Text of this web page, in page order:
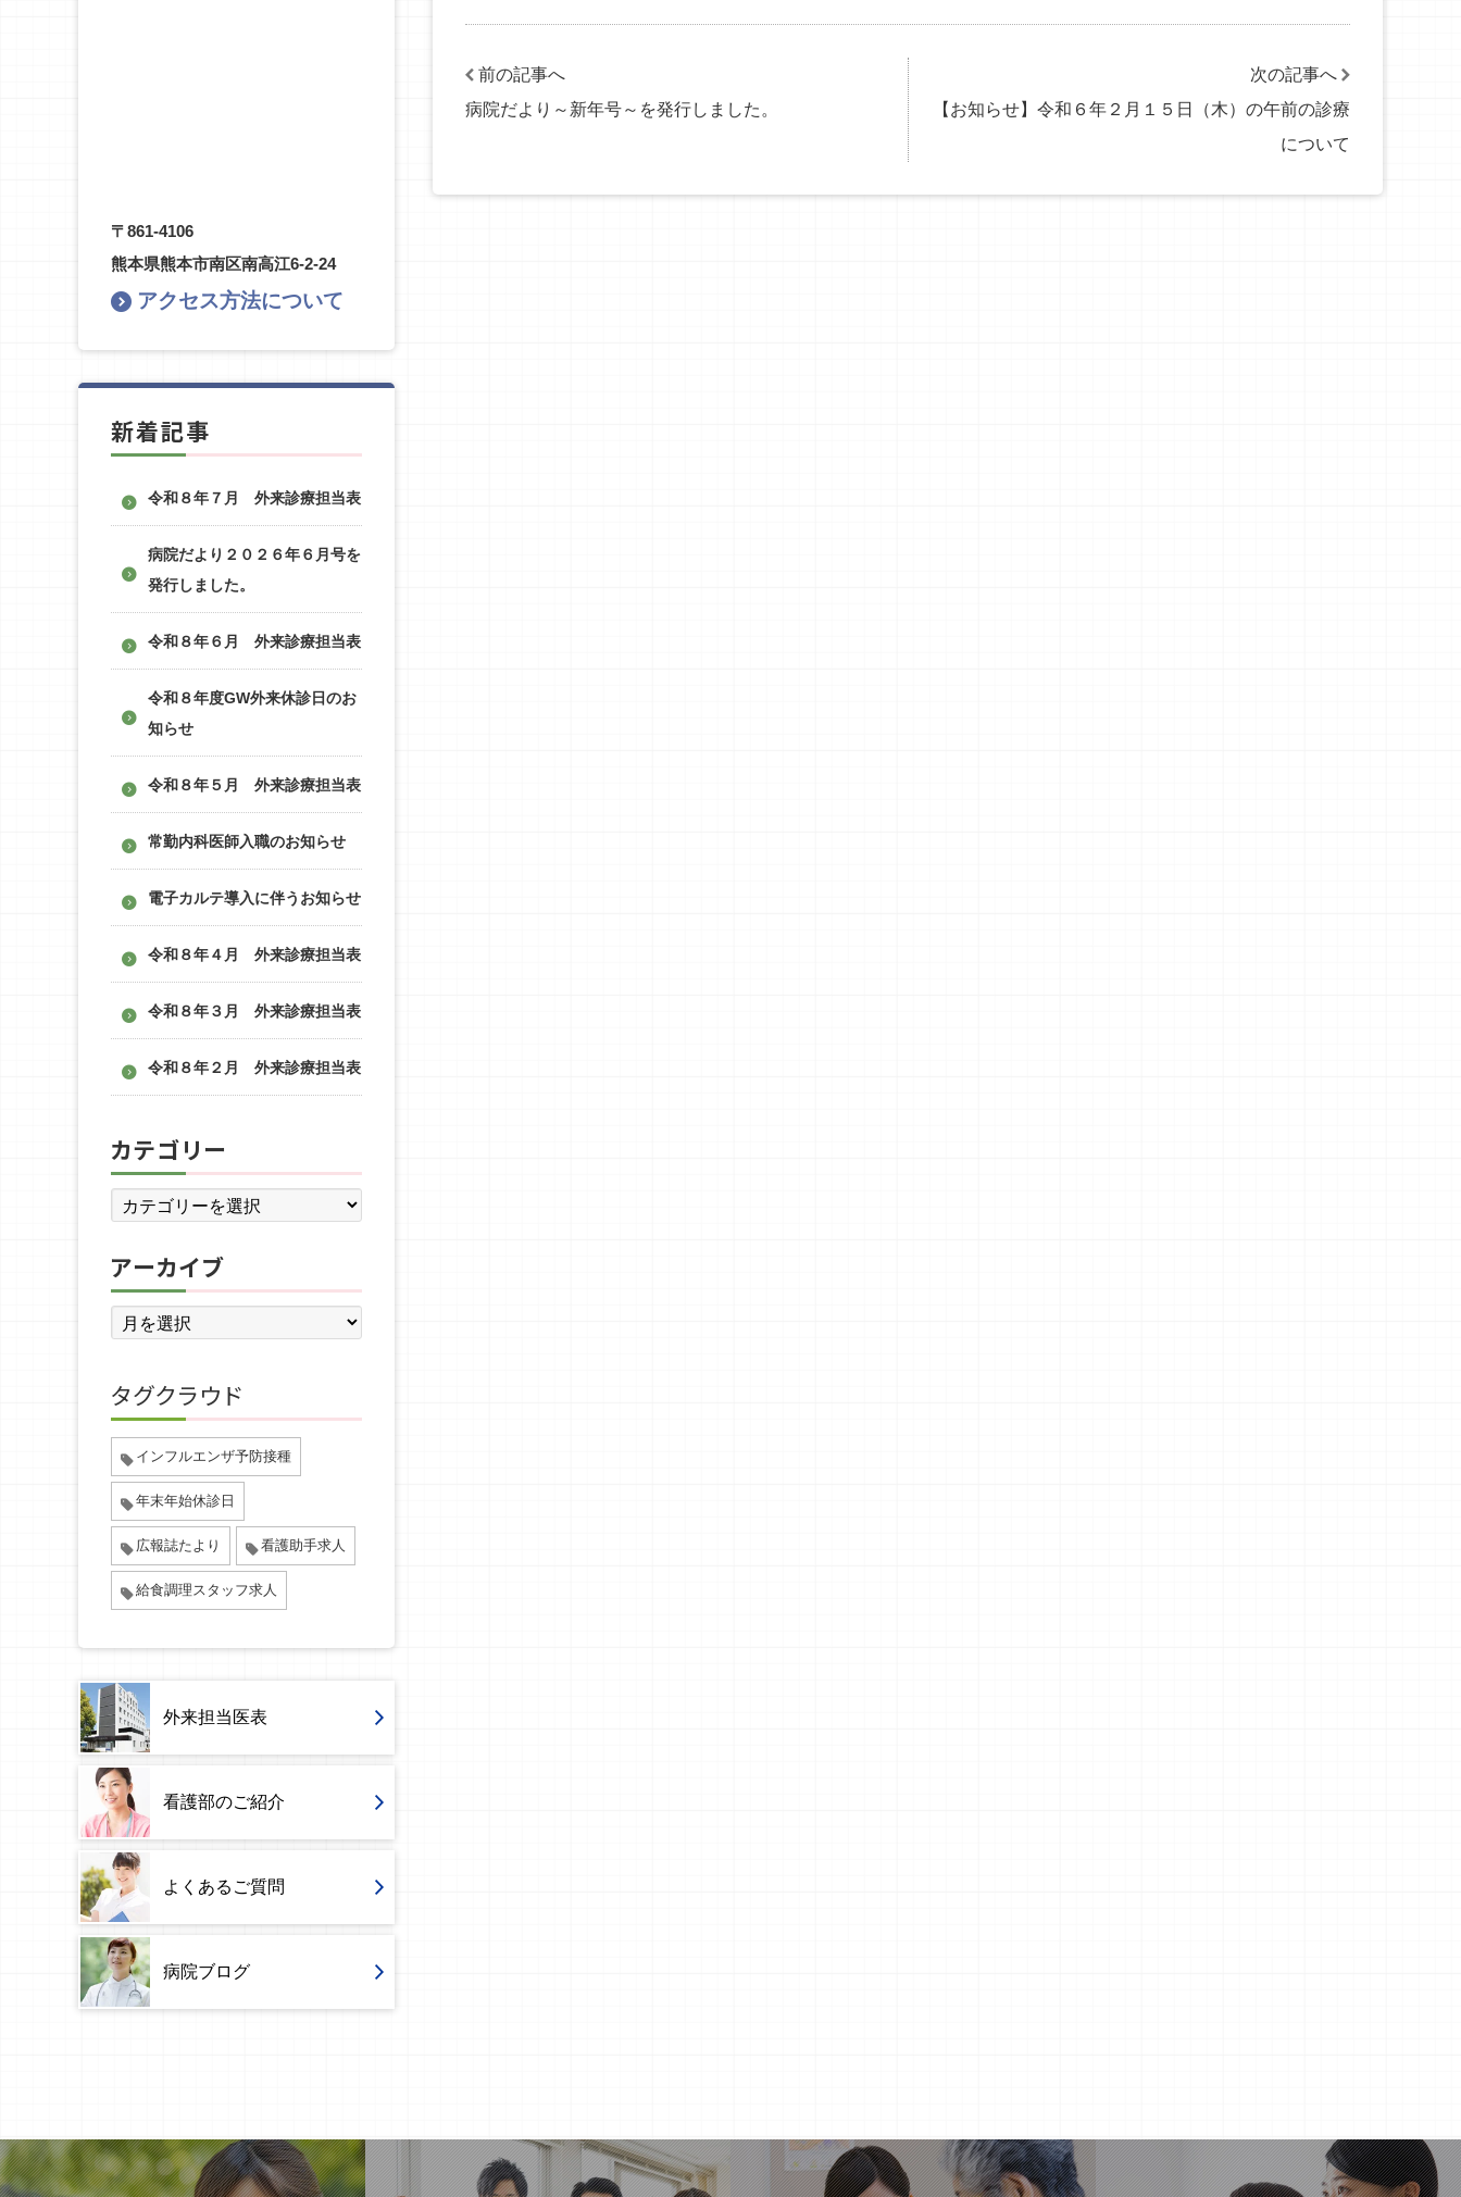
前の記事へ
病院だより～新年号～を発行しました。
次の記事へ
【お知らせ】令和６年２月１５日（木）の午前の診療
について
〒861-4106
熊本県熊本市南区南高江6-2-24
アクセス方法について
新着記事
令和８年７月 外来診療担当表
病院だより２０２６年６月号を
発行しました。
令和８年６月 外来診療担当表
令和８年度GW外来休診日のお
知らせ
令和８年５月 外来診療担当表
常勤内科医師入職のお知らせ
電子カルテ導入に伴うお知らせ
令和８年４月 外来診療担当表
令和８年３月 外来診療担当表
令和８年２月 外来診療担当表
カテゴリー
アーカイブ
タグクラウド
インフルエンザ予防接種
年末年始休診日
広報誌たより 看護助手求人
給食調理スタッフ求人
外来担当医表
看護部のご紹介
よくあるご質問
病院ブログ